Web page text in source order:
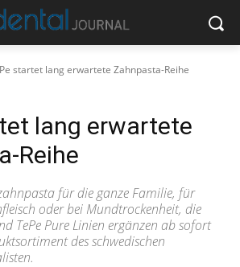
startet lang erwartete Zahnpasta-Reihe
lang erwartete
Reihe
für die ganze Familie, für
oder bei Mundtrockenheit, die
TePe Pure Linien ergänzen ab sofort
des schwedischen